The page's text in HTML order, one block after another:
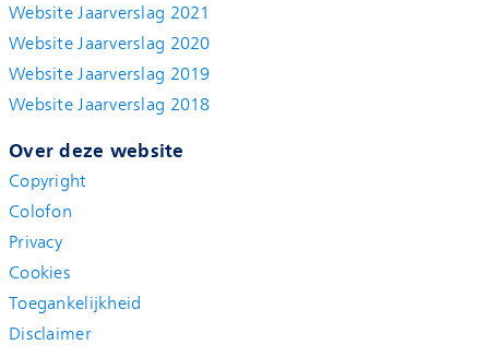
Website Jaarverslag 2021
Website Jaarverslag 2020
Website Jaarverslag 2019
Website Jaarverslag 2018
Over deze website
Copyright
Colofon
Privacy
Cookies
Toegankelijkheid
Disclaimer